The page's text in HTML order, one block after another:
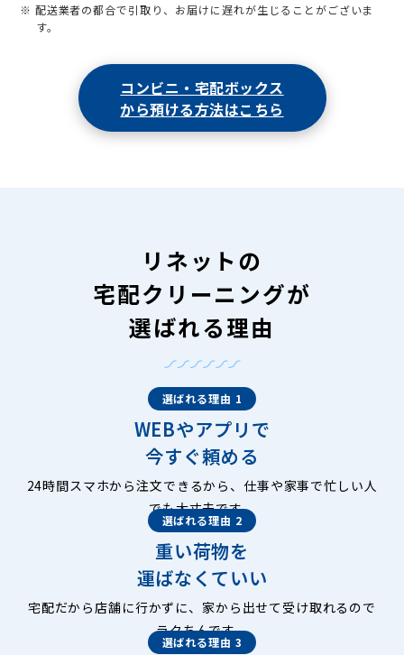
※ 配送業者の都合で引取り、お届けに遅れが生じることがございま
す。
コンビニ・宅配ボックス
から預ける方法はこちら
リネットの
宅配クリーニングが
選ばれる理由
選ばれる理由 1
WEBやアプリで
今すぐ頼める
24時間スマホから注文できるから、仕事や家事で忙しい人
でも大丈夫です。
選ばれる理由 2
重い荷物を
運ばなくていい
宅配だから店舗に行かずに、家から出せて受け取れるので
ラクちんです。
選ばれる理由 3